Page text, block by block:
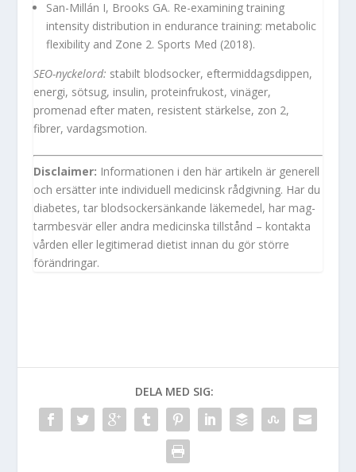
San-Millán I, Brooks GA. Re-examining training
intensity distribution in endurance training: metabolic
flexibility and Zone 2. Sports Med (2018).
SEO-nyckelord: stabilt blodsocker, eftermiddagsdippen,
energi, sötsug, insulin, proteinfrukost, vinäger,
promenad efter maten, resistent stärkelse, zon 2,
fibrer, vardagsmotion.
Disclaimer: Informationen i den här artikeln är generell
och ersätter inte individuell medicinsk rådgivning. Har du
diabetes, tar blodsockersänkande läkemedel, har mag-
tarmbesvär eller andra medicinska tillstånd – kontakta
vården eller legitimerad dietist innan du gör större
förändringar.
DELA MED SIG: